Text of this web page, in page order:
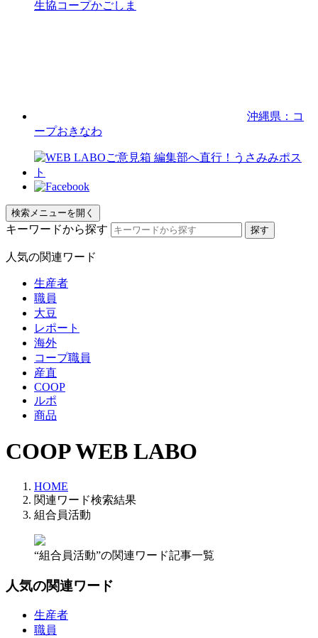
生協コープかごしま
沖縄県：コ
ープおきなわ
検索メニューを開く
キーワードから探す
人気の関連ワード
生産者
職員
大豆
レポート
海外
コープ職員
産直
COOP
ルポ
商品
COOP WEB LABO
HOME
関連ワード検索結果
組合員活動
“組合員活動”の関連ワード記事一覧
人気の関連ワード
生産者
職員